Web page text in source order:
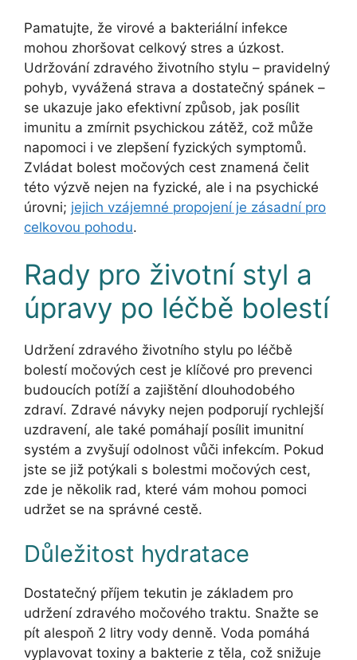
Pamatujte, že virové a bakteriální infekce
mohou zhoršovat celkový stres a úzkost.
Udržování zdravého životního stylu – pravidelný
pohyb, vyvážená strava a dostatečný spánek –
se ukazuje jako efektivní způsob, jak posílit
imunitu a zmírnit psychickou zátěž, což může
napomoci i ve zlepšení fyzických symptomů.
Zvládat bolest močových cest znamená čelit
této výzvě nejen na fyzické, ale i na psychické
úrovni; jejich vzájemné propojení je zásadní pro
celkovou pohodu.
Rady pro životní styl a
úpravy po léčbě bolestí
Udržení zdravého životního stylu po léčbě
bolestí močových cest je klíčové pro prevenci
budoucích potíží a zajištění dlouhodobého
zdraví. Zdravé návyky nejen podporují rychlejší
uzdravení, ale také pomáhají posílit imunitní
systém a zvyšují odolnost vůči infekcím. Pokud
jste se již potýkali s bolestmi močových cest,
zde je několik rad, které vám mohou pomoci
udržet se na správné cestě.
Důležitost hydratace
Dostatečný příjem tekutin je základem pro
udržení zdravého močového traktu. Snažte se
pít alespoň 2 litry vody denně. Voda pomáhá
vyplavovat toxiny a bakterie z těla, což snižuje